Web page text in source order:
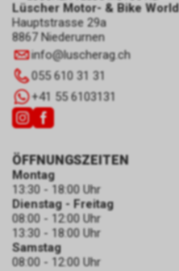
Lüscher Motor- & Bike World
Hauptstrasse 29a
8867 Niederurnen
info@luscherag.ch
055 610 31 31
+41 55 6103131
ÖFFNUNGSZEITEN
Montag
13:30 - 18:00 Uhr
Dienstag - Freitag
08:00 - 12:00 Uhr
13:30 - 18:00 Uhr
Samstag
08:00 - 12:00 Uhr